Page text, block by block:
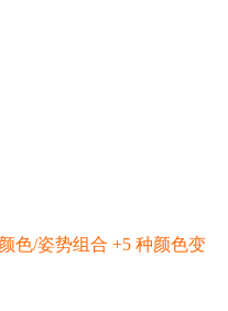
色/姿势组合 +5 种颜色变